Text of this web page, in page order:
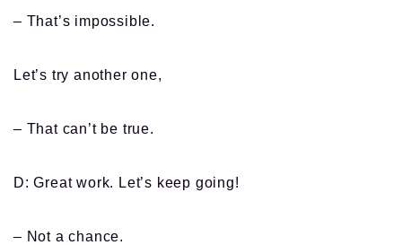
– That’s impossible.
Let’s try another one,
– That can’t be true.
D: Great work. Let’s keep going!
– Not a chance.